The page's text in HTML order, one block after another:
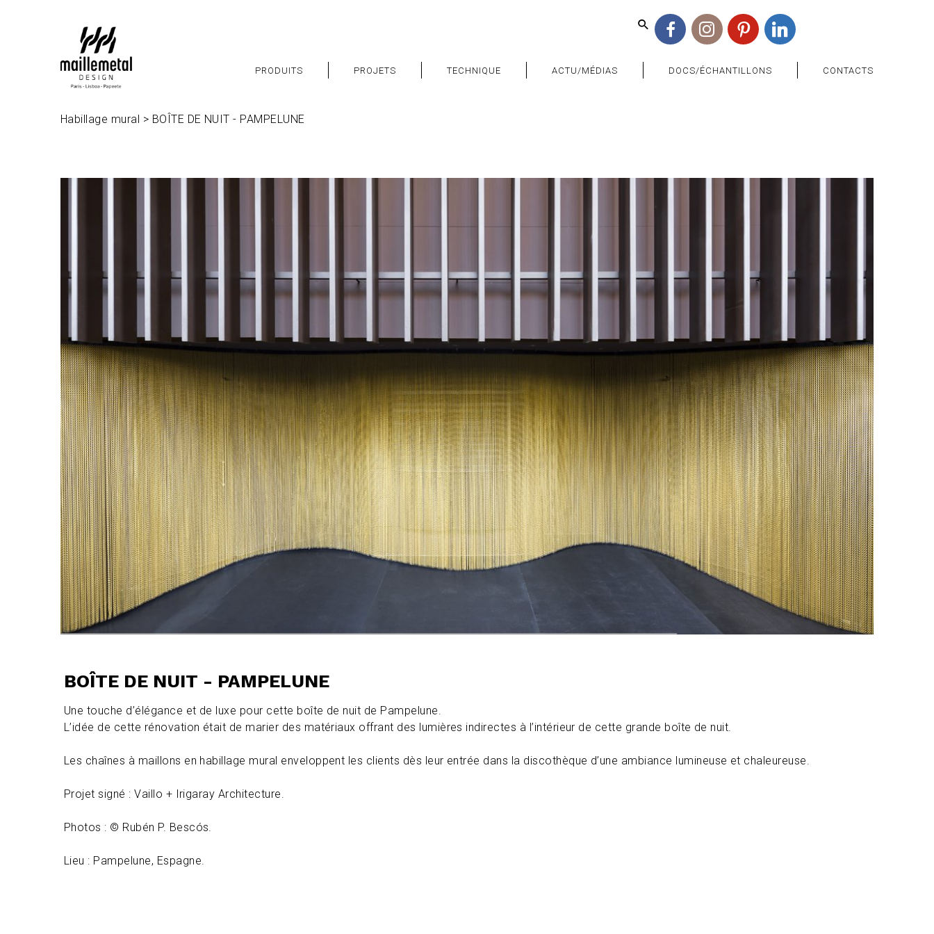
PRODUITS PROJETS TECHNIQUE ACTU/MÉDIAS DOCS/ÉCHANTILLONS CONTACTS
Habillage mural > BOÎTE DE NUIT - PAMPELUNE
BOÎTE DE NUIT - PAMPELUNE
Une touche d’élégance et de luxe pour cette boîte de nuit de Pampelune.
L’idée de cette rénovation était de marier des matériaux offrant des lumières indirectes à l’intérieur de cette grande boîte de nuit.
Les chaînes à maillons en habillage mural enveloppent les clients dès leur entrée dans la discothèque d’une ambiance lumineuse et chaleureuse.
Projet signé : Vaillo + Irigaray Architecture.
Photos : © Rubén P. Bescós.
Lieu : Pampelune, Espagne.